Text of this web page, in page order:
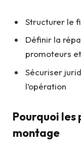
Structurer le
Définir la
promoteurs
Sécuriser
l’opération
Pourquoi
montage